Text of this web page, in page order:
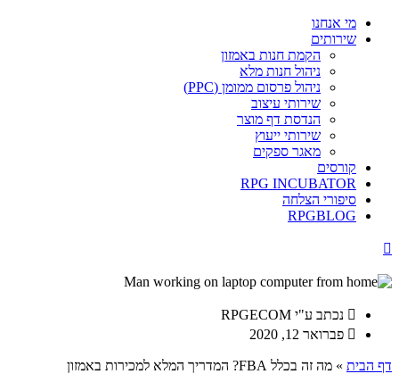
מי אנחנו
שירותים
הקמת חנות באמזון
ניהול חנות מלא
ניהול פרסום ממומן (PPC)
שירותי עיצוב
הנדסת דף מוצר
שירותי ייעוץ
מאגר ספקים
קורסים
RPG INCUBATOR
סיפורי הצלחה
RPGBLOG
נכתב ע"י
פברואר 12, 2020
דף הבית » מה זה בכלל FBA? המדריך המלא למכירות באמזון